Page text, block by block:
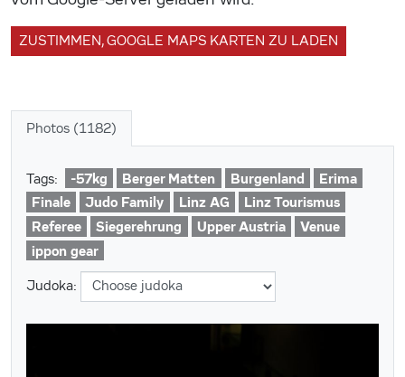
ZUSTIMMEN, GOOGLE MAPS KARTEN ZU LADEN
Photos (1182)
Tags: -57kg Berger Matten Burgenland
Erima
Finale
Judo Family Linz AG
Linz Tourismus
Referee
Siegerehrung Upper Austria
Venue
ippon gear
Judoka: